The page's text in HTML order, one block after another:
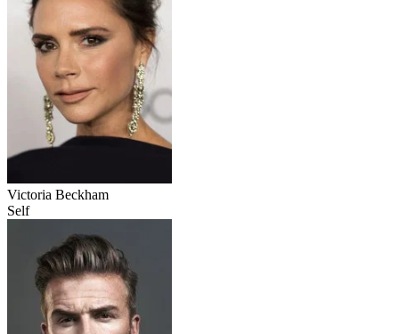
Victoria Beckham
Self